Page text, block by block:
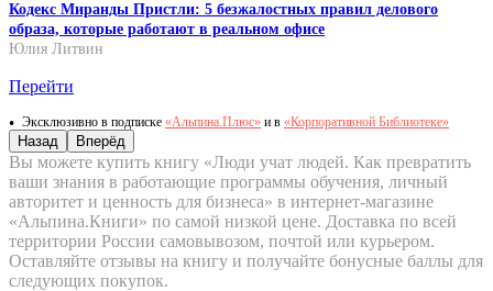
Кодекс Миранды Пристли: 5 безжалостных правил делового
образа, которые работают в реальном офисе
Юлия Литвин
Перейти
Эксклюзивно в подписке «Альпина.Плюс» и в «Корпоративной Библиотеке»
Назад Вперёд
Вы можете купить книгу «Люди учат людей. Как превратить
ваши знания в работающие программы обучения, личный
авторитет и ценность для бизнеса» в интернет-магазине
«Альпина.Книги» по самой низкой цене. Доставка по всей
территории России самовывозом, почтой или курьером.
Оставляйте отзывы на книгу и получайте бонусные баллы для
следующих покупок.